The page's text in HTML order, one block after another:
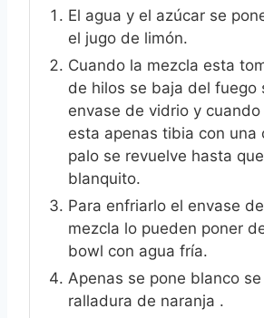
El agua y el azúcar se
el jugo de limón.
Cuando la mezcla esta
de hilos se baja del fuego
envase de vidrio y
esta apenas tibia con una
palo se revuelve hasta
blanquito.
Para enfriarlo el envase
mezcla lo pueden poner
bowl con agua fría.
Apenas se pone blanco
ralladura de naranja .